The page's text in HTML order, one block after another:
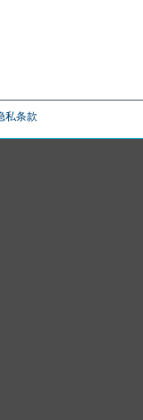
私条款